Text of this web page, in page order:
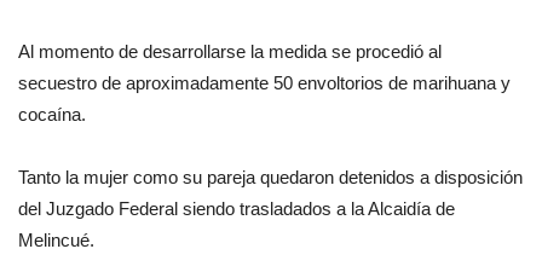
Al momento de desarrollarse la medida se procedió al
secuestro de aproximadamente 50 envoltorios de marihuana y
cocaína.
Tanto la mujer como su pareja quedaron detenidos a disposición
del Juzgado Federal siendo trasladados a la Alcaidía de
Melincué.